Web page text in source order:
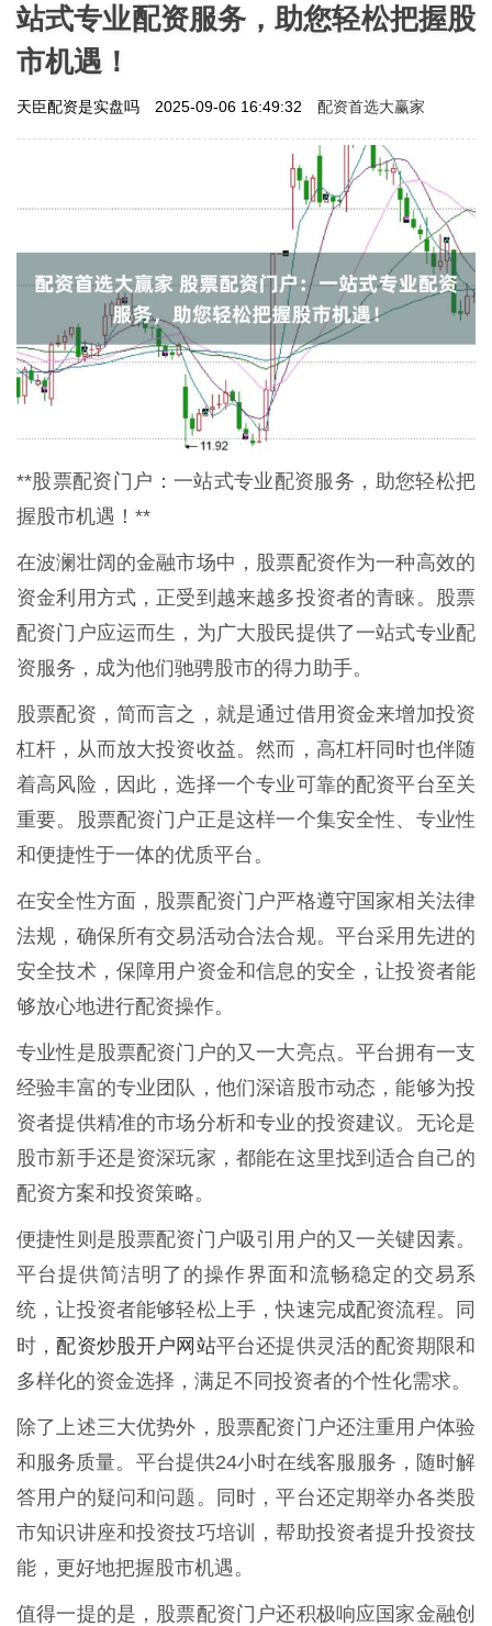
站式专业配资服务，助您轻松把握股
市机遇！
天臣配资是实盘吗 2025-09-06 16:49:32 配资首选大赢家
**股票配资门户：一站式专业配资服务，助您轻松把
握股市机遇！**
在波澜壮阔的金融市场中，股票配资作为一种高效的
资金利用方式，正受到越来越多投资者的青睐。股票
配资门户应运而生，为广大股民提供了一站式专业配
资服务，成为他们驰骋股市的得力助手。
股票配资，简而言之，就是通过借用资金来增加投资
杠杆，从而放大投资收益。然而，高杠杆同时也伴随
着高风险，因此，选择一个专业可靠的配资平台至关
重要。股票配资门户正是这样一个集安全性、专业性
和便捷性于一体的优质平台。
在安全性方面，股票配资门户严格遵守国家相关法律
法规，确保所有交易活动合法合规。平台采用先进的
安全技术，保障用户资金和信息的安全，让投资者能
够放心地进行配资操作。
专业性是股票配资门户的又一大亮点。平台拥有一支
经验丰富的专业团队，他们深谙股市动态，能够为投
资者提供精准的市场分析和专业的投资建议。无论是
股市新手还是资深玩家，都能在这里找到适合自己的
配资方案和投资策略。
便捷性则是股票配资门户吸引用户的又一关键因素。
平台提供简洁明了的操作界面和流畅稳定的交易系
统，让投资者能够轻松上手，快速完成配资流程。同
时，配资炒股开户网站平台还提供灵活的配资期限和
多样化的资金选择，满足不同投资者的个性化需求。
除了上述三大优势外，股票配资门户还注重用户体验
和服务质量。平台提供24小时在线客服服务，随时解
答用户的疑问和问题。同时，平台还定期举办各类股
市知识讲座和投资技巧培训，帮助投资者提升投资技
能，更好地把握股市机遇。
值得一提的是，股票配资门户还积极响应国家金融创